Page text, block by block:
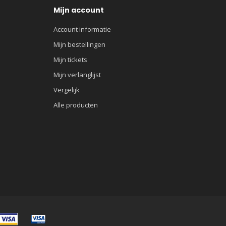
Mijn account
Account informatie
Mijn bestellingen
Mijn tickets
Mijn verlanglijst
Vergelijk
Alle producten